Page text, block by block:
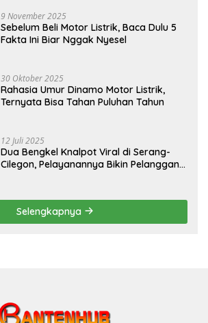
9 November 2025
Sebelum Beli Motor Listrik, Baca Dulu 5
Fakta Ini Biar Nggak Nyesel
30 Oktober 2025
Rahasia Umur Dinamo Motor Listrik,
Ternyata Bisa Tahan Puluhan Tahun
12 Juli 2025
Dua Bengkel Knalpot Viral di Serang-
Cilegon, Pelayanannya Bikin Pelanggan
Selengkapnya